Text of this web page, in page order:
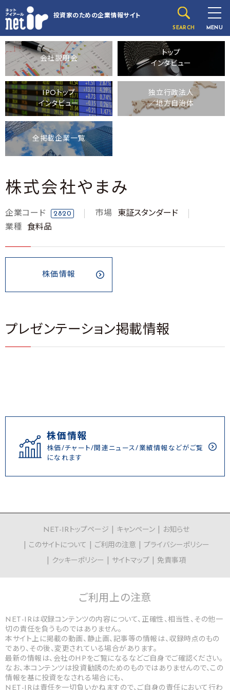
投資家のための企業情報サイト
SEARCH MENU
会社説明会
トップ
インタビュー
IPOトップ
インタビュー
独立行政法人
／地方自治体
全掲載企業一覧
株式会社やまみ
企業コード 2820 市場
東証スタンダード
業種
食料品
株価情報
プレゼンテーション掲載情報
株価情報
株価/チャート/関連ニュース/業績情報などがご覧
になれます
NET-IRトップページ キャンペーン
お知らせ
このサイトについて
ご利用の注意
プライバシーポリシー
クッキーポリシー
サイトマップ 免責事項
ご利用上の注意
NET-IRは収録コンテンツの内容について、正確性、相当性、その他一
切の責任を負うものではありません。
本サイト上に掲載の動画、静止画、記事等の情報は、収録時点のもの
であり、その後、変更されている場合があります。
最新の情報は、会社のHPをご覧になるなどご自身でご確認ください。
なお、本コンテンツは投資勧誘のためのものではありませんので、この
情報を基に投資をなされる場合にも、
NET-IRは責任を一切負いかねますので、ご自身の責任において行わ